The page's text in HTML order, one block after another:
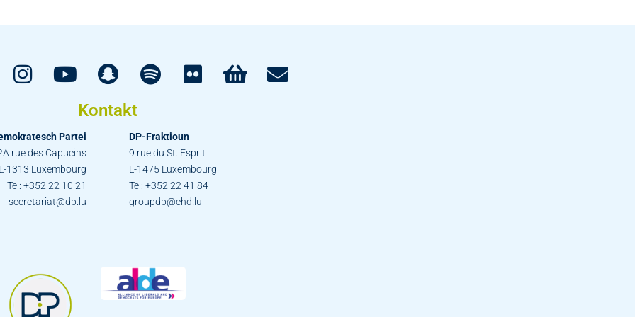
Kontakt
Partei
rue des Capucins
1313 Luxembourg
Tel: +352 22 10 21
secretariat@dp.lu
DP-Fraktioun
9 rue du St. Esprit
L-1475 Luxembourg
Tel: +352 22 41 84
groupdp@chd.lu